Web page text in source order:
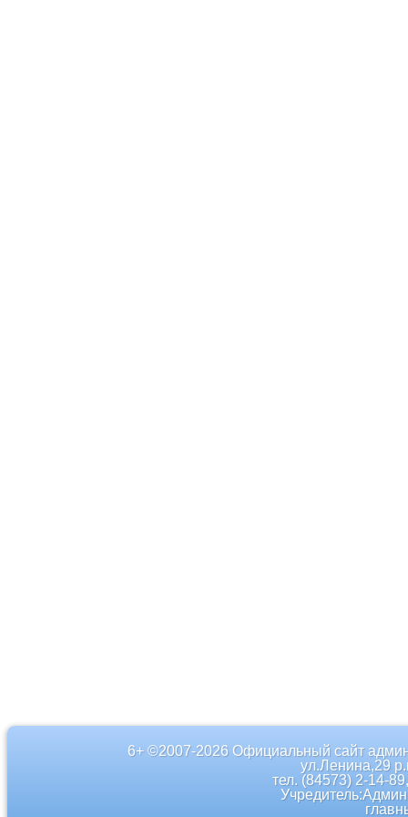
6+ ©2007-2026 Официальный сайт
ул.Ленина,29
тел. (84573) 2-14-